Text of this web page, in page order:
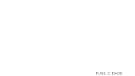
PUBLICIDADE